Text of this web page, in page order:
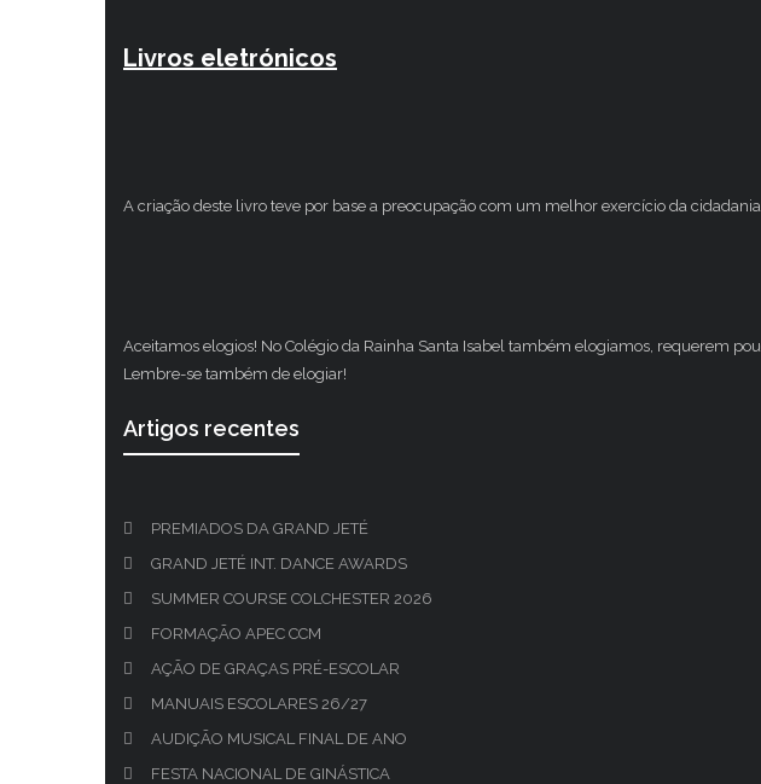
Livros eletrónicos
A criação deste livro teve por base a preocupação com um melhor exercício da
Aceitamos elogios! No Colégio da Rainha Santa Isabel também elogiamos, requerem
Lembre-se também de elogiar!
Artigos recentes
PREMIADOS DA GRAND JETÉ
GRAND JETÉ INT. DANCE AWARDS
SUMMER COURSE COLCHESTER 2026
FORMAÇÃO APEC CCM
AÇÃO DE GRAÇAS PRÉ-ESCOLAR
MANUAIS ESCOLARES 26/27
AUDIÇÃO MUSICAL FINAL DE ANO
FESTA NACIONAL DE GINÁSTICA